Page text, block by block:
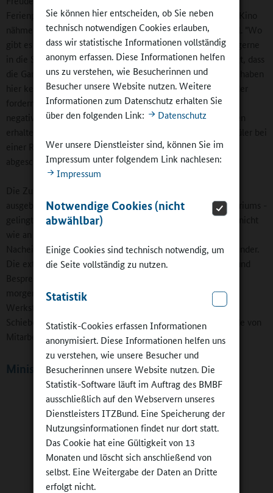
Sie können hier entscheiden, ob Sie neben
technisch notwendigen Cookies erlauben,
dass wir statistische Informationen vollständig
anonym erfassen. Diese Informationen helfen
uns zu verstehen, wie Besucherinnen und
Besucher unsere Website nutzen. Weitere
Informationen zum Datenschutz erhalten Sie
über den folgenden Link:
Datenschutz
Wer unsere Dienstleister sind, können Sie im
Impressum unter folgendem Link nachlesen:
Impressum
Notwendige Cookies (nicht
abwählbar)
Einige Cookies sind technisch notwendig, um
die Seite vollständig zu nutzen.
Statistik
Statistik-Cookies erfassen Informationen
anonymisiert. Diese Informationen helfen uns
zu verstehen, wie unsere Besucher und
Besucherinnen unsere Website nutzen. Die
Statistik-Software läuft im Auftrag des BMBF
ausschließlich auf den Webservern unseres
Dienstleisters ITZBund. Eine Speicherung der
Nutzungsinformationen findet nur dort statt.
Das Cookie hat eine Gültigkeit von 13
Monaten und löscht sich anschließend von
selbst. Eine Weitergabe der Daten an Dritte
erfolgt nicht.
Ferienprogramm mit Basteln, Tanzen, Sport und Spiel oder Kino
nähmen bis zu 40 Prozent der Schülerinnen und Schüler teil. "Wo
gibt es sonst so etwas, dass die Kinder selbst in den Ferien gerne
in die Schule gehen?", fragt Frau Schiebold. Sie ist überzeugt, dass
die Ganztagsschule die Kinder "selbstbewusster macht. Wir haben
hier keine Anpasser oder Duckmäuser, sondern unsere Kinder
fordern uns heraus." Und der Lernerfolg? "Wir haben keine
negativen Rückmeldungen von den weiterführenden Schulen
erhalten. Im Gegenteil haben unsere Schülerinnen und Schüler bei
einer Rechtschreibanalyse der Universität Jena sehr gut
abgeschnitten", betont die Schulleiterin.
Die Zusammenarbeit mit den Erziehern - allesamt staatlich
ausgebildete Pädagogen und Angestellte des Kultusministeriums -
gelingt an der Grundschule Rudolfstadt-West gut. Es bleibt nicht
wie an vielen anderen offenen Ganztagsschulen bei einem
Nacheinander, sondern kommt zu einem echten Nebeneinander.
Die externen Pädagogen sind regelmäßig an Konferenzen und
Besprechungen beteiligt und werden teilweise auch im
morgendlichen Unterricht eingesetzt. "Gerade bei
Werkstattunterricht braucht man jede Hand", erklärt Bärbel
Schiebold. Der Englischunterricht ab der ersten Klasse werde von
Mitarbeitern der Volkshochschule angeboten.
Ministerbesuch und Medieninteresse